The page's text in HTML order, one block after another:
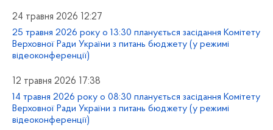
24 травня 2026 12:27
25 травня 2026 року о 13:30 планується засідання Комітету
Верховної Ради України з питань бюджету (у режимі
відеоконференції)
12 травня 2026 17:38
14 травня 2026 року о 08:30 планується засідання Комітету
Верховної Ради України з питань бюджету (у режимі
відеоконференції)